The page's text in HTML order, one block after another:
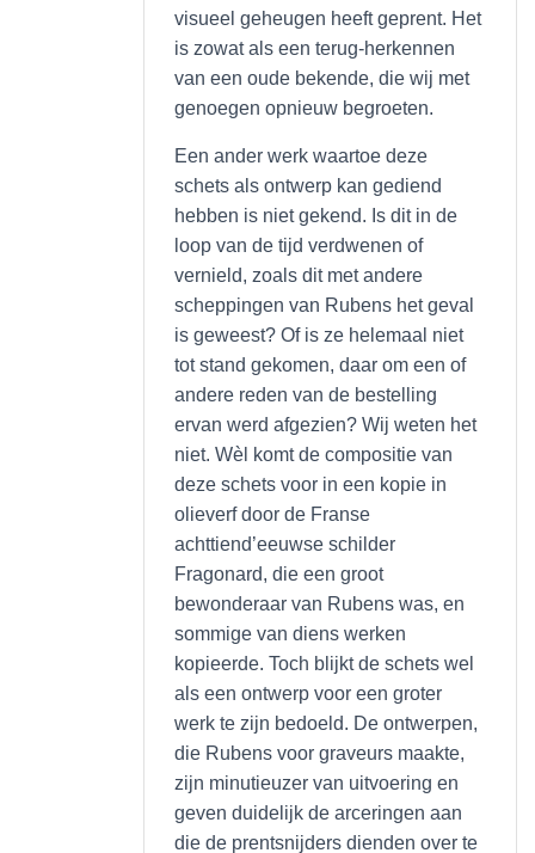
visueel geheugen heeft geprent. Het
is zowat als een terug-herkennen
van een oude bekende, die wij met
genoegen opnieuw begroeten.
Een ander werk waartoe deze
schets als ontwerp kan gediend
hebben is niet gekend. Is dit in de
loop van de tijd verdwenen of
vernield, zoals dit met andere
scheppingen van Rubens het geval
is geweest? Of is ze helemaal niet
tot stand gekomen, daar om een of
andere reden van de bestelling
ervan werd afgezien? Wij weten het
niet. Wèl komt de compositie van
deze schets voor in een kopie in
olieverf door de Franse
achttiend’eeuwse schilder
Fragonard, die een groot
bewonderaar van Rubens was, en
sommige van diens werken
kopieerde. Toch blijkt de schets wel
als een ontwerp voor een groter
werk te zijn bedoeld. De ontwerpen,
die Rubens voor graveurs maakte,
zijn minutieuzer van uitvoering en
geven duidelijk de arceringen aan
die de prentsnijders dienden over te